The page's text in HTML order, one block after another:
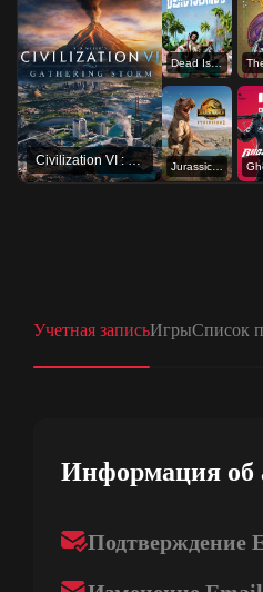
Civilization VI : Gathering Storm
Dead Island 2
Учетная записьИгрыСписок
Информация об
Подтверждение